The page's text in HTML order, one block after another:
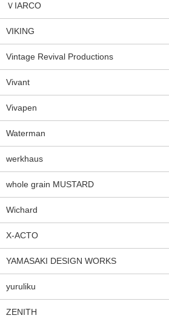
ＶIARCO
VIKING
Vintage Revival Productions
Vivant
Vivapen
Waterman
werkhaus
whole grain MUSTARD
Wichard
X-ACTO
YAMASAKI DESIGN WORKS
yuruliku
ZENITH